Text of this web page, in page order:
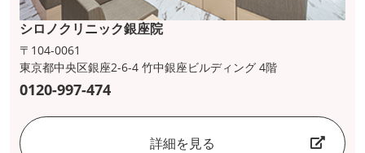
シロノクリニック銀座院
〒104-0061
東京都中央区銀座2-6-4 竹中銀座ビルディング 4階
0120-997-474
詳細を見る